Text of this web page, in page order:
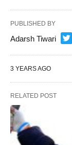
PUBLISHED BY
Adarsh Tiwari
3 YEARS AGO
RELATED POST